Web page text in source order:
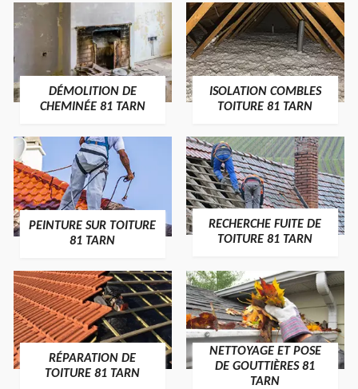
DÉMOLITION DE
CHEMINÉE 81 TARN
ISOLATION COMBLES
TOITURE 81 TARN
PEINTURE SUR TOITURE
81 TARN
RECHERCHE FUITE DE
TOITURE 81 TARN
RÉPARATION DE
TOITURE 81 TARN
NETTOYAGE ET POSE
DE GOUTTIÈRES 81
TARN